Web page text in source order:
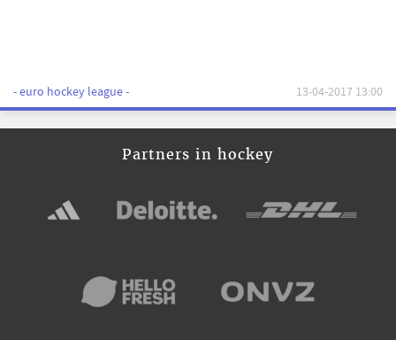
- euro hockey league - 13-04-2017 13:00
Partners in hockey